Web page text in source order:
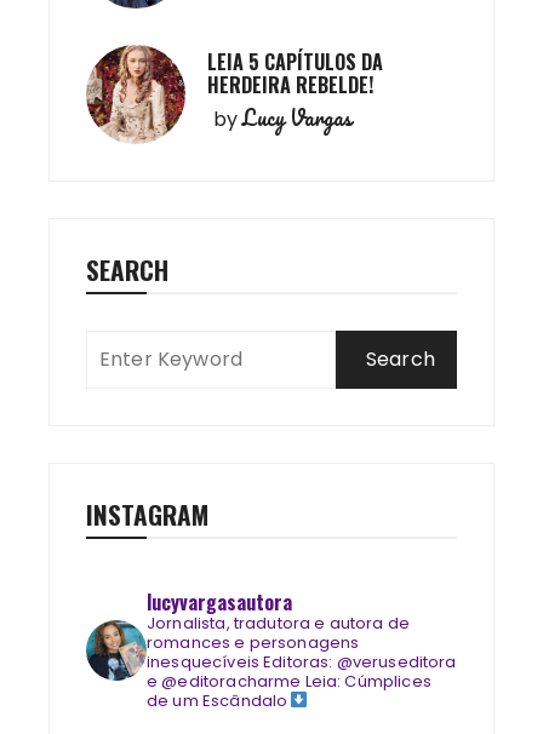
LEIA 5 CAPÍTULOS DA
HERDEIRA REBELDE!
byLucy Vargas
SEARCH
INSTAGRAM
lucyvargasautora
Jornalista, tradutora e autora de
romances e personagens
inesquecíveis Editoras: @veruseditora
e @editoracharme Leia: Cúmplices
de um Escândalo